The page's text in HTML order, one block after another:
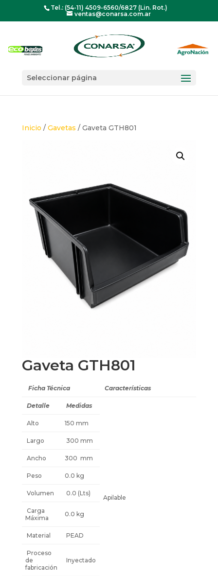
Tel.: (54-11) 4509-6560/6827 (Lin. Rot.)
ventas@conarsa.com.ar
Seleccionar página
Inicio / Gavetas / Gaveta GTH801
Gaveta GTH801
Ficha Técnica Características
Detalle Medidas
Apilable
Alto 150 mm
Largo 300 mm
Ancho 300 mm
Peso 0.0 kg
Volumen 0.0 (Lts)
Carga
Máxima
0.0 kg
Material PEAD
Proceso
de
fabricación
Inyectado